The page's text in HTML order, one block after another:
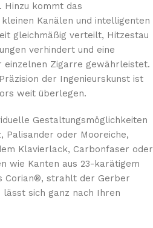
Hinzu kommt das
Kanälen und intelligenten
gleichmäßig verteilt, Hitzestau
verhindert und eine
einzelnen Zigarre gewährleistet.
der Ingenieurskunst ist
weit überlegen.
Gestaltungsmöglichkeiten
Palisander oder Mooreiche,
Klavierlack, Carbonfaser oder
wie Kanten aus 23-karätigem
Corian®, strahlt der Gerber
lässt sich ganz nach Ihren